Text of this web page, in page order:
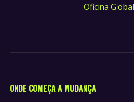
Oficina Global
ONDE COMEÇA A MUDANÇA